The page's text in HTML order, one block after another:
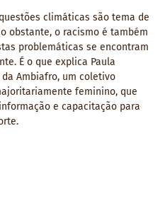
climáticas são tema de
obstante, o racismo é também
problemáticas se encontram
É o que explica Paula
Ambiafro, um coletivo
feminino, que
e capacitação para